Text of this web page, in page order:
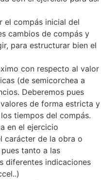
el compás inicial del
cambios de compás y
para estructurar bien el
con respecto al valor
(de semicorchea a
Deberemos pues
de forma estricta y
tiempos del compás.
en el ejercicio
carácter de la obra o
tanto a las
diferentes indicaciones